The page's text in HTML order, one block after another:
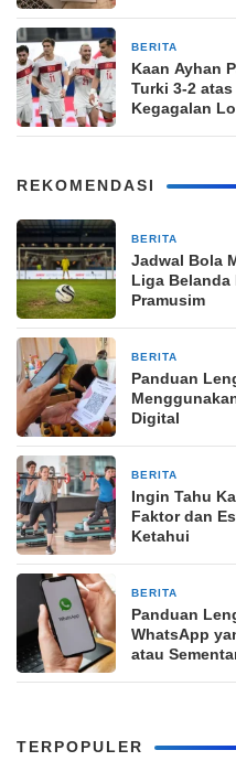
BERITA
Kaan Ayhan
Turki 3-2
Kegagalan
REKOMENDASI
BERITA
Jadwal Bola
Liga Belanda
Pramusim
BERITA
Panduan
Digital
BERITA
Ingin Tahu
Faktor dan
Ketahui
BERITA
Panduan
WhatsApp
atau
TERPOPULER